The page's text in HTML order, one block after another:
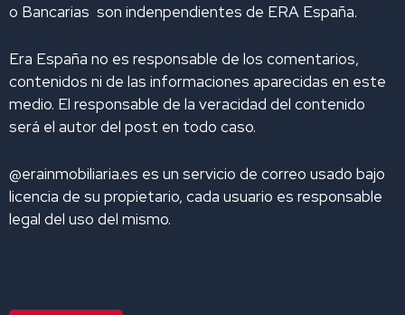
o Bancarias son indenpendientes de ERA España.
Era España no es responsable de los comentarios,
contenidos ni de las informaciones aparecidas en este
medio. El responsable de la veracidad del contenido
será el autor del post en todo caso.
@erainmobiliaria.es es un servicio de correo usado bajo
licencia de su propietario, cada usuario es responsable
legal del uso del mismo.